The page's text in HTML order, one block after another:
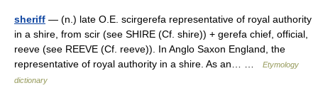
sheriff — (n.) late O.E. scirgerefa representative of royal authority
in a shire, from scir (see SHIRE (Cf. shire)) + gerefa chief, official,
reeve (see REEVE (Cf. reeve)). In Anglo Saxon England, the
representative of royal authority in a shire. As an… …
Etymology
dictionary